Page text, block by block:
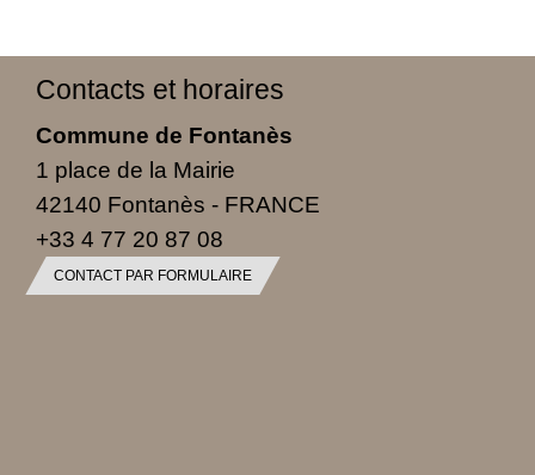
Contacts et horaires
Commune de Fontanès
1 place de la Mairie
42140 Fontanès - FRANCE
+33 4 77 20 87 08
CONTACT PAR FORMULAIRE